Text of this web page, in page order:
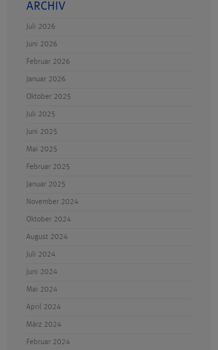
ARCHIV
Juli 2026
Juni 2026
Februar 2026
Januar 2026
Oktober 2025
Juli 2025
Juni 2025
Mai 2025
Februar 2025
Januar 2025
November 2024
Oktober 2024
August 2024
Juli 2024
Juni 2024
Mai 2024
April 2024
März 2024
Februar 2024